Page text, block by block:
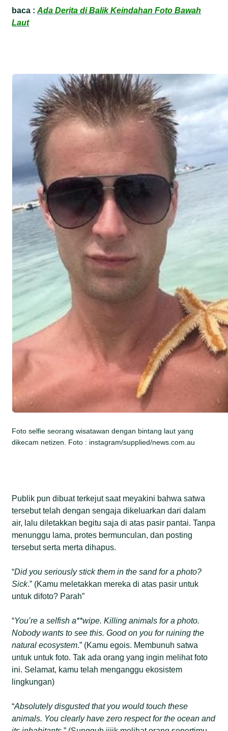
baca :Ada Derita di Balik Keindahan Foto Bawah
Laut
Foto selfie seorang wisatawan dengan bintang laut yang
dikecam netizen. Foto : instagram/supplied/news.com.au
Publik pun dibuat terkejut saat meyakini bahwa satwa
tersebut telah dengan sengaja dikeluarkan dari dalam
air, lalu diletakkan begitu saja di atas pasir pantai. Tanpa
menunggu lama, protes bermunculan, dan posting
tersebut serta merta dihapus.
“Did you seriously stick them in the sand for a photo?
Sick.” (Kamu meletakkan mereka di atas pasir untuk
untuk difoto? Parah”
“You’re a selfish a**wipe. Killing animals for a photo.
Nobody wants to see this. Good on you for ruining the
natural ecosystem.” (Kamu egois. Membunuh satwa
untuk untuk foto. Tak ada orang yang ingin melihat foto
ini. Selamat, kamu telah menganggu ekosistem
lingkungan)
“Absolutely disgusted that you would touch these
animals. You clearly have zero respect for the ocean and